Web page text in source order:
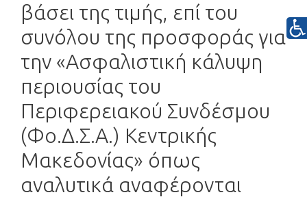
βάσει της τιμής, επί του
συνόλου της προσφοράς για
την «Ασφαλιστική κάλυψη
περιουσίας του
Περιφερειακού Συνδέσμου
(Φο.Δ.Σ.Α.) Κεντρικής
Μακεδονίας» όπως
αναλυτικά αναφέρονται